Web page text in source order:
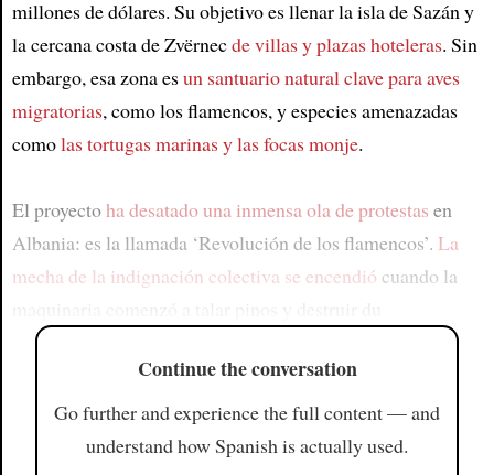
millones de dólares. Su objetivo es llenar la isla de Sazán y
la cercana costa de Zvërnecde villas y plazas hoteleras. Sin
embargo, esa zona esun santuario natural clave para aves
migratorias, como los flamencos, y especies amenazadas
comolas tortugas marinas y las focas monje.
El proyectoha desatado una inmensa ola de protestas en
Albania: es la llamada ‘Revolución de los flamencos’. La
mecha de la indignación colectiva se encendió cuando la
Continue the conversation
Go further and experience the full content — and
understand how Spanish is actually used.